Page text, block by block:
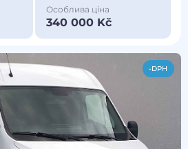
Особлива ціна
340 000 Kč
-DPH